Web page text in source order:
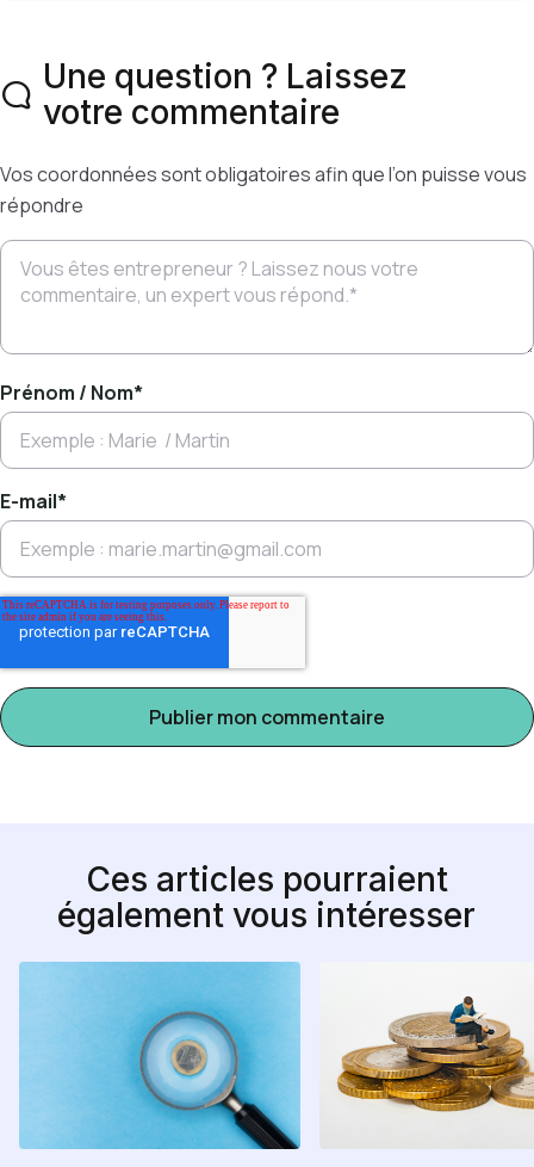
Une question ? Laissez
votre commentaire
Vos coordonnées sont obligatoires afin que l’on puisse vous
répondre
Prénom / Nom*
E-mail*
Ces articles pourraient
également vous intéresser